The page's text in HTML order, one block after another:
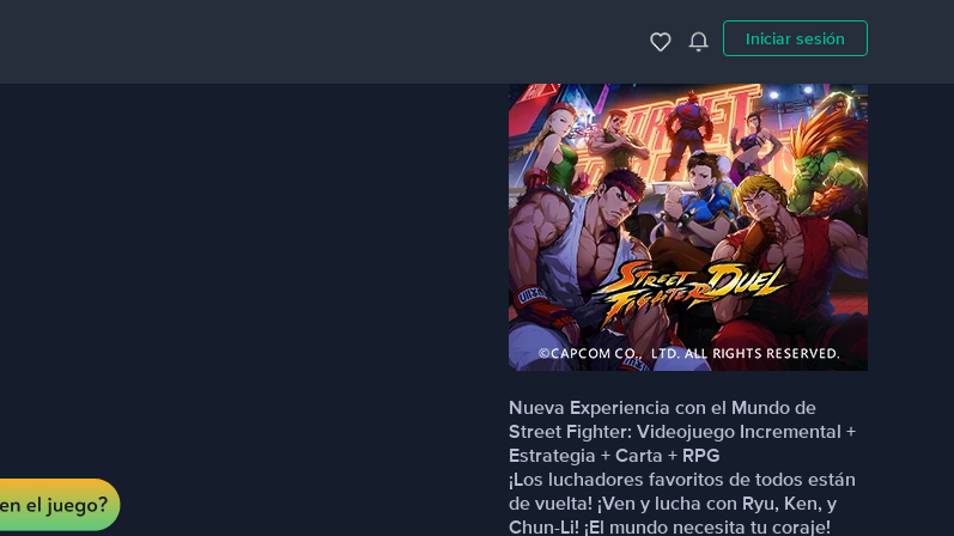
Iniciar sesión
Nueva Experiencia con el Mundo de
Street Fighter: Videojuego Incremental +
Estrategia + Carta + RPG
¡Los luchadores favoritos de todos están
de vuelta! ¡Ven y lucha con Ryu, Ken, y
Chun-Li! ¡El mundo necesita tu coraje!